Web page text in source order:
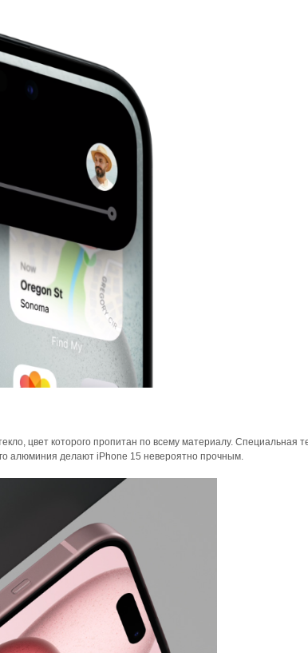
цвет которого пропитан по всему материалу. Специальная
алюминия делают iPhone 15 невероятно прочным.